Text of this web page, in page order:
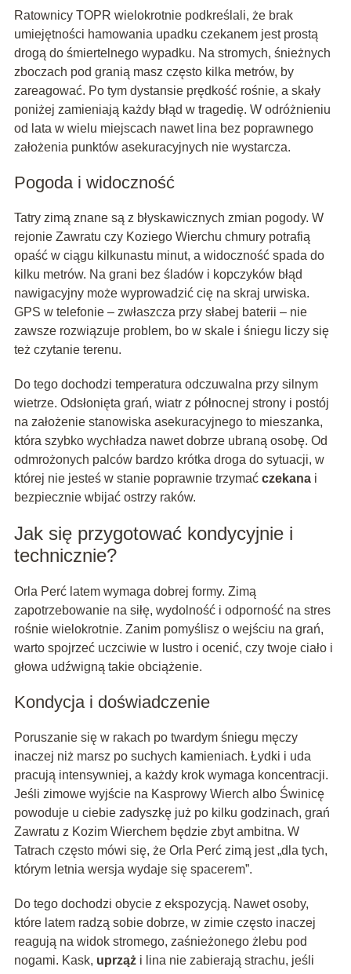
Ratownicy TOPR wielokrotnie podkreślali, że brak
umiejętności hamowania upadku czekanem jest prostą
drogą do śmiertelnego wypadku. Na stromych, śnieżnych
zboczach pod granią masz często kilka metrów, by
zareagować. Po tym dystansie prędkość rośnie, a skały
poniżej zamieniają każdy błąd w tragedię. W odróżnieniu
od lata w wielu miejscach nawet lina bez poprawnego
założenia punktów asekuracyjnych nie wystarcza.
Pogoda i widoczność
Tatry zimą znane są z błyskawicznych zmian pogody. W
rejonie Zawratu czy Koziego Wierchu chmury potrafią
opaść w ciągu kilkunastu minut, a widoczność spada do
kilku metrów. Na grani bez śladów i kopczyków błąd
nawigacyjny może wyprowadzić cię na skraj urwiska.
GPS w telefonie – zwłaszcza przy słabej baterii – nie
zawsze rozwiązuje problem, bo w skale i śniegu liczy się
też czytanie terenu.
Do tego dochodzi temperatura odczuwalna przy silnym
wietrze. Odsłonięta grań, wiatr z północnej strony i postój
na założenie stanowiska asekuracyjnego to mieszanka,
która szybko wychładza nawet dobrze ubraną osobę. Od
odmrożonych palców bardzo krótka droga do sytuacji, w
której nie jesteś w stanie poprawnie trzymać czekanai
bezpiecznie wbijać ostrzy raków.
Jak się przygotować kondycyjnie i
technicznie?
Orla Perć latem wymaga dobrej formy. Zimą
zapotrzebowanie na siłę, wydolność i odporność na stres
rośnie wielokrotnie. Zanim pomyślisz o wejściu na grań,
warto spojrzeć uczciwie w lustro i ocenić, czy twoje ciało i
głowa udźwigną takie obciążenie.
Kondycja i doświadczenie
Poruszanie się w rakach po twardym śniegu męczy
inaczej niż marsz po suchych kamieniach. Łydki i uda
pracują intensywniej, a każdy krok wymaga koncentracji.
Jeśli zimowe wyjście na Kasprowy Wierch albo Świnicę
powoduje u ciebie zadyszkę już po kilku godzinach, grań
Zawratu z Kozim Wierchem będzie zbyt ambitna. W
Tatrach często mówi się, że Orla Perć zimą jest „dla tych,
którym letnia wersja wydaje się spacerem”.
Do tego dochodzi obycie z ekspozycją. Nawet osoby,
które latem radzą sobie dobrze, w zimie często inaczej
reagują na widok stromego, zaśnieżonego żlebu pod
nogami. Kask, uprzążi lina nie zabierają strachu, jeśli